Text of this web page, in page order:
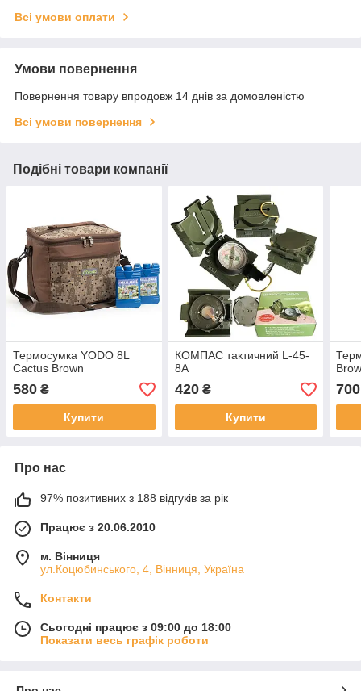
Всі умови оплати
Умови повернення
Повернення товару впродовж 14 днів за домовленістю
Всі умови повернення
Подібні товари компанії
Термосумка YODO 8L
Cactus Brown
580 ₴
Купити
КОМПАС тактичний L-45-
8A
420₴
Купити
700
Про нас
97% позитивних з 188 відгуків за рік
Працює з 20.06.2010
м. Вінниця
ул.Коцюбинського, 4, Вінниця, Україна
Контакти
Сьогодні працює з 09:00 до 18:00
Показати весь графік роботи